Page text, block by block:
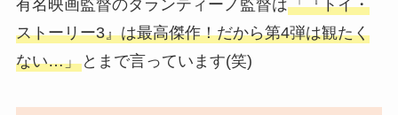
有名映画監督のタランティーノ監督は「『トイ・
ストーリー3』は最高傑作！だから第4弾は観たく
ない…」とまで言っています(笑)